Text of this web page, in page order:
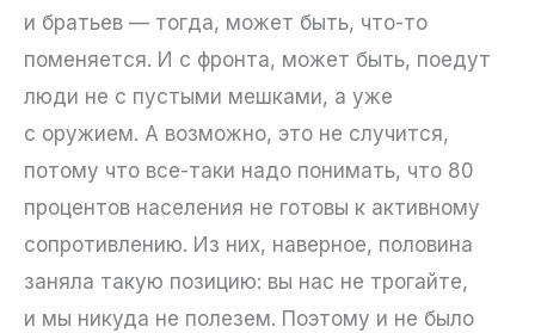
и братьев — тогда, может быть, что-то
поменяется. И с фронта, может быть, поедут
люди не с пустыми мешками, а уже
с оружием. А возможно, это не случится,
потому что все-таки надо понимать, что 80
процентов населения не готовы к активному
сопротивлению. Из них, наверное, половина
заняла такую позицию: вы нас не трогайте,
и мы никуда не полезем. Поэтому и не было